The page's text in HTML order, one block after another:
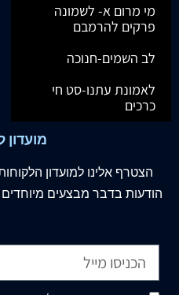
מי מרום א- לשמונה
פרקים להרמבם
לב השמים-חנוכה
לאמונת עתנו-סט חי
כרכים
מועדון
הצטרף אלינו למועדון
הודעות בדבר מבצעים מיוחדים